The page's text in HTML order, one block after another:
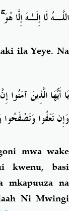
اللَّـهُ لَا إِلَـٰهَ إِلَّا هُوَۚ
ila Yeye. Na
يَا أَيُّهَا الَّذِينَ
وَإِن تَعْفُوا
mwa wake
kwenu, basi
mkapuuza na
Ni Mwingi